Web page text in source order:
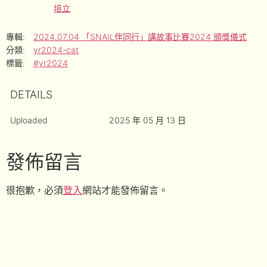
培立
專輯:
2024.07.04 「SNAIL伴同行」講故事比賽2024 頒獎儀式
分類:
yr2024-cat
標籤:
#yr2024
DETAILS
Uploaded 2025 年 05 月 13 日
發佈留言
很抱歉，必須登入網站才能發佈留言。